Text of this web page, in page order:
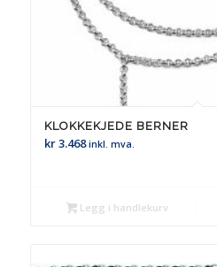
KLOKKEKJEDE BERNER
kr3.468 inkl. mva.
Legg i handlekurv